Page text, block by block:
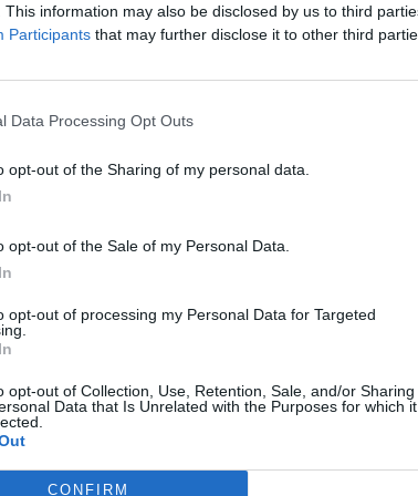
This information may also be disclosed by us to third
Participants that may further disclose it to other third
Data Processing Opt Outs
opt-out of the Sharing of my personal data.
opt-out of the Sale of my Personal Data.
opt-out of processing my Personal Data for Targeted
opt-out of Collection, Use, Retention, Sale, and/or Sharing
Data that Is Unrelated with the Purposes for which it
CONFIRM
ködhajlammal indul a hét - írta időjárás-
határozza meg időjárásunkat, ami azt jelenti, hogy
portfolio.hu hírarchívumához tartozik, melynek
tartalmazza:
cikkarchívum
elmúlt 2 év napon belüli
Előfizetés